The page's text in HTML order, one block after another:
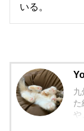
いる。
九
た
や